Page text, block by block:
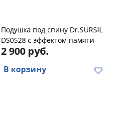
Подушка под спину Dr.SURSIL
DS0528 с эффектом памяти
2 900 руб.
В корзину